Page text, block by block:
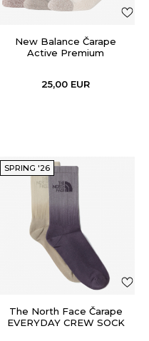
New Balance Čarape
Active Premium
25,00 EUR
SPRING '26
The North Face Čarape
EVERYDAY CREW SOCK